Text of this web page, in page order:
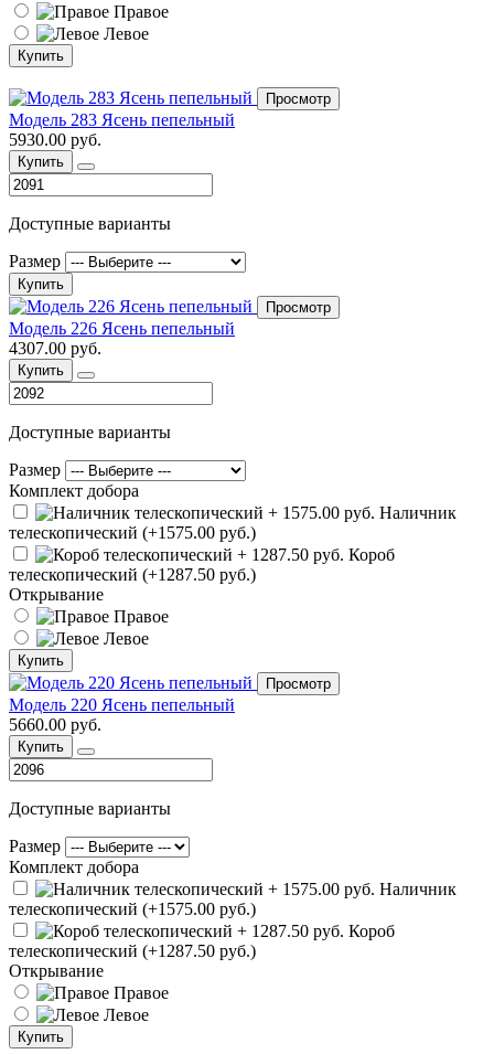
Правое
Левое
Купить
Просмотр
Модель 283 Ясень пепельный
5930.00 руб.
Купить
Доступные варианты
Размер
Купить
Просмотр
Модель 226 Ясень пепельный
4307.00 руб.
Купить
Доступные варианты
Размер
Комплект добора
Наличник
телескопический (+1575.00 руб.)
Короб
телескопический (+1287.50 руб.)
Открывание
Правое
Левое
Купить
Просмотр
Модель 220 Ясень пепельный
5660.00 руб.
Купить
Доступные варианты
Размер
Комплект добора
Наличник
телескопический (+1575.00 руб.)
Короб
телескопический (+1287.50 руб.)
Открывание
Правое
Левое
Купить